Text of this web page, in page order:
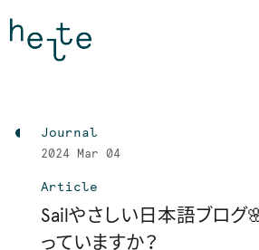
Journal
2024 Mar 04
Article
Sailやさしい日本語ブログ
っていますか？